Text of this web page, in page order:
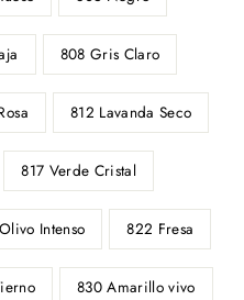
808 Gris Claro
812 Lavanda Seco
817 Verde Cristal
Intenso 822 Fresa
830 Amarillo vivo